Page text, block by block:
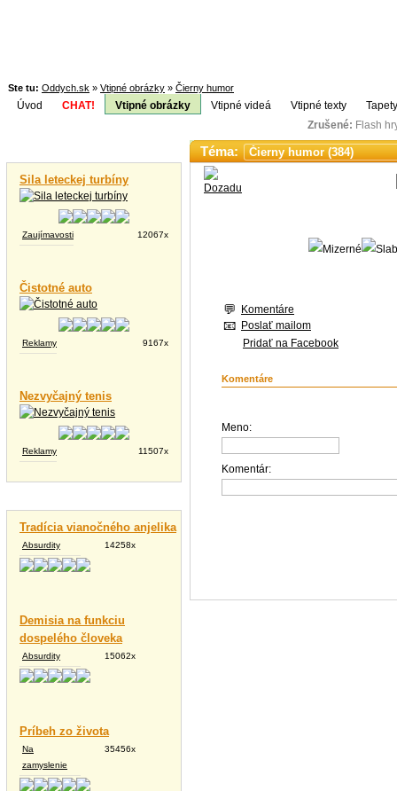
Ste tu: Oddych.sk » Vtipné obrázky » Čierny humor
Úvod CHAT! Vtipné obrázky Vtipné videá Vtipné texty
Zrušené: Flash
Sila leteckej turbíny
Zaujímavosti 12067x
Čistotné auto
Reklamy 9167x
Nezvyčajný tenis
Reklamy 11507x
Tradícia vianočného anjelika
Absurdity 14258x
Demisia na funkciu
dospelého človeka
Absurdity 15062x
Príbeh zo života
Na
zamyslenie
35456x
Téma:
Komentáre
Poslať mailom
Pridať na Facebook
Komentáre
Meno:
Komentár: